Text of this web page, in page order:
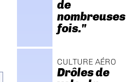
de
nombreuses
fois."
CULTURE AÉRO
Drôles de